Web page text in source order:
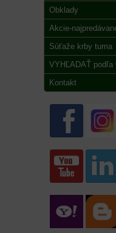
Obklady
Akcie-
Súťaže krby tuma
VYHĽADAŤ podľa
Kontakt